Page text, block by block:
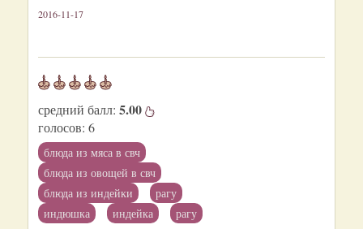
2016-11-17
средний балл: 5.00
голосов: 6
блюда из мяса в свч
блюда из овощей в свч
блюда из индейки
рагу
индюшка
индейка рагу